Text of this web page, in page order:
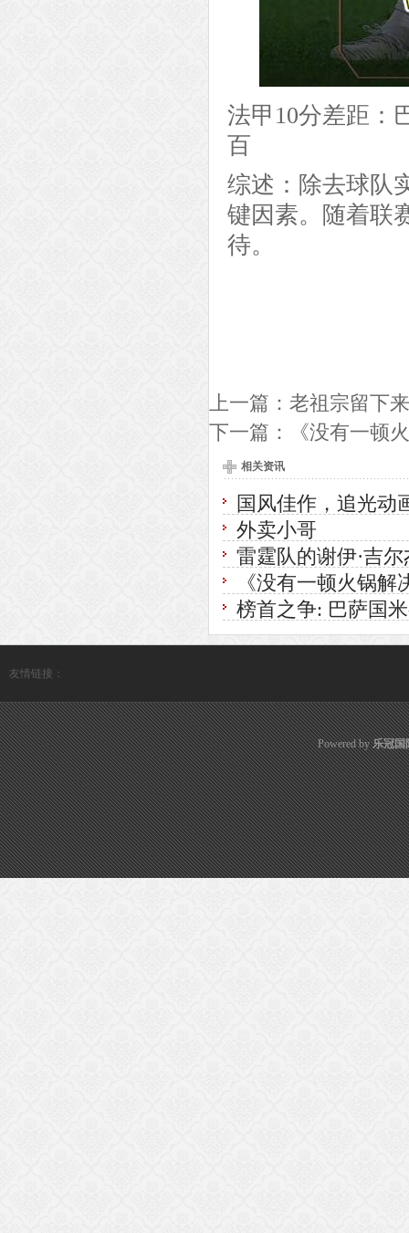
法甲10分差距：
百
综述：除去球队
键因素。随着联
待。
上一篇： 老祖宗留下
下一篇：
《没有一顿
相关资讯
国风佳作，追光动
外卖小哥
雷霆队的谢伊·吉
《没有一顿火锅
榜首之争: 巴萨国
友情链接：
Powered by乐冠国